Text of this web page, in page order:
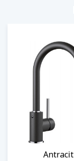
Antracit